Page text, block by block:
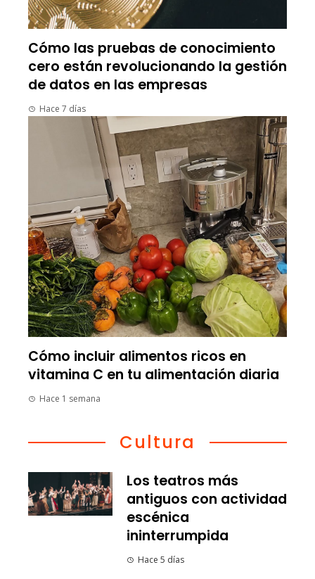
Cómo las pruebas de conocimiento
cero están revolucionando la gestión
de datos en las empresas
Hace 7 días
Cómo incluir alimentos ricos en
vitamina C en tu alimentación diaria
Hace 1 semana
Cultura
Los teatros más
antiguos con actividad
escénica
ininterrumpida
Hace 5 días